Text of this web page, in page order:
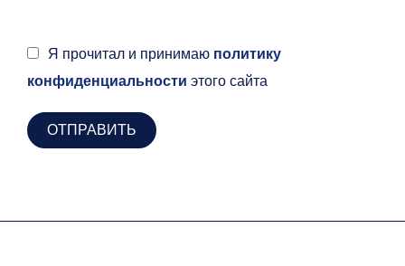
Я прочитал и принимаю политику
конфиденциальности этого сайта
ОТПРАВИТЬ